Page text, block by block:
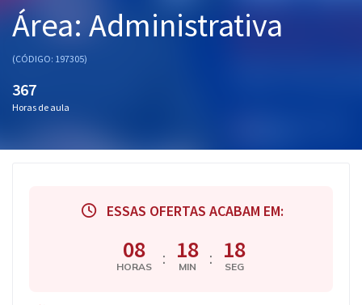
OAB
Questões grátis
Área: Administrativa
(CÓDIGO: 197305)
367
Horas de aula
ESSAS OFERTAS ACABAM EM:
08
HORAS : 18
MIN : 18
SEG